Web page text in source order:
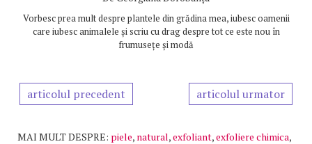
Vorbesc prea mult despre plantele din grădina mea, iubesc oamenii
care iubesc animalele și scriu cu drag despre tot ce este nou în
frumusețe și modă
articolul precedent articolul urmator
MAI MULT DESPRE: piele, natural,exfoliant,exfoliere chimica,